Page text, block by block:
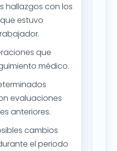
hallazgos con los
estuvo
que
médico.
evaluaciones
anteriores.
cambios
el periodo